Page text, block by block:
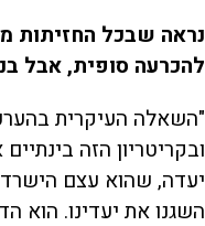
להכרעה סופית, אבל
"השאלה העיקרית
ובקריטריון הזה
יעדה, שהוא עצם
השגנו את יעדינו. הוא